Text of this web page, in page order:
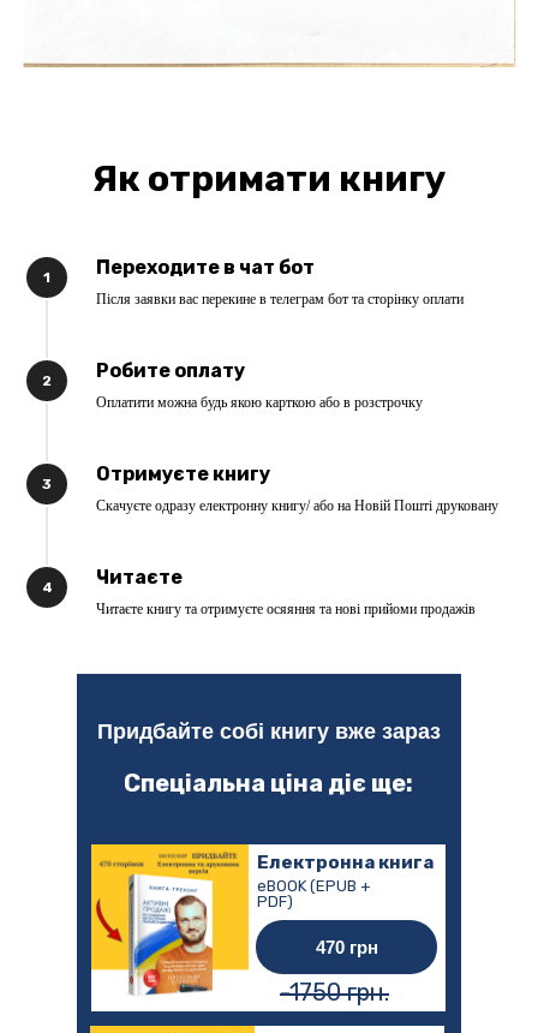
Як отримати книгу
1 Переходите в чат бот
Після заявки вас перекине в телеграм бот та сторінку оплати
2 Робите оплату
Оплатити можна будь якою карткою або в розстрочку
3 Отримуєте книгу
Скачуєте одразу електронну книгу/ або на Новій Пошті друковану
4 Читаєте
Читаєте книгу та отримуєте осяяння та нові прийоми продажів
Придбайте собі книгу вже зараз
Електронна книга
eBOOK (EPUB +
PDF)
470 грн
Спеціальна ціна діє ще:
-1750 грн.